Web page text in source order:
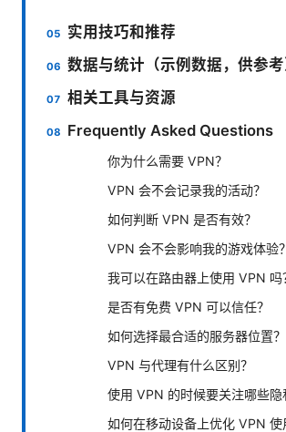
实用技巧和推荐
数据与统计（示例数据，供参考
相关工具与资源
Frequently Asked Questions
你为什么需要 VPN？
VPN 会不会记录我的活动？
如何判断 VPN 是否有效？
VPN 会不会影响我的游戏体验？
我可以在路由器上使用 VPN 吗
是否有免费 VPN 可以信任？
如何选择最合适的服务器位置？
VPN 与代理有什么区别？
使用 VPN 的时候要关注哪些隐
如何在移动设备上优化 VPN 使